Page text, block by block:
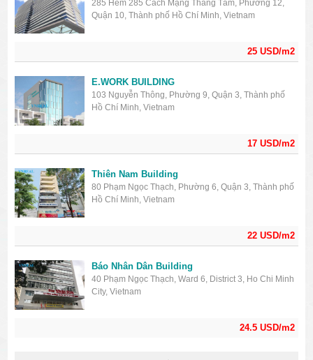
25 USD/m2
285 Hẻm 285 Cách Mạng Tháng Tám, Phường 12,
Quận 10, Thành phố Hồ Chí Minh, Vietnam
17 USD/m2
E.WORK BUILDING
103 Nguyễn Thông, Phường 9, Quận 3, Thành phố
Hồ Chí Minh, Vietnam
22 USD/m2
Thiên Nam Building
80 Phạm Ngọc Thạch, Phường 6, Quận 3, Thành phố
Hồ Chí Minh, Vietnam
24.5 USD/m2
Báo Nhân Dân Building
40 Phạm Ngọc Thạch, Ward 6, District 3, Ho Chi Minh
City, Vietnam